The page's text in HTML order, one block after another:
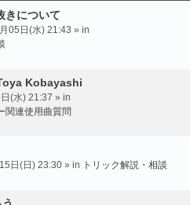
きについて
05日(水) 21:43 » in
Kobayashi
(水) 21:37 » in
関連使用曲質問
日(日) 23:30 » in トリック解説・相談